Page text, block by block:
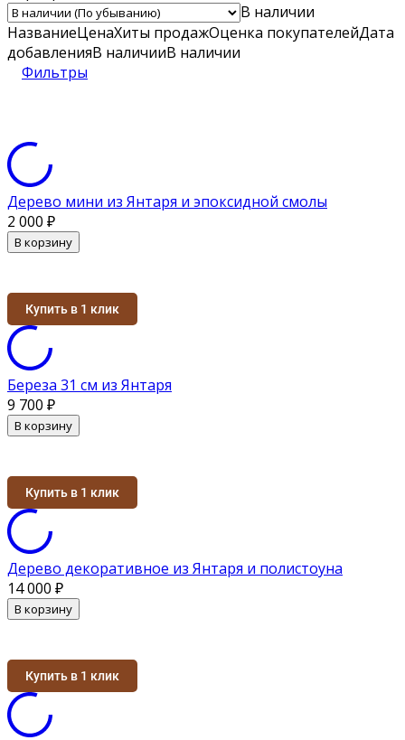
В наличии
НазваниеЦенаХиты продажОценка покупателейДата
добавленияВ наличииВ наличии
Фильтры
Дерево мини из Янтаря и эпоксидной смолы
2 000 ₽
В корзину
Купить в 1 клик
Береза 31 см из Янтаря
9 700 ₽
В корзину
Купить в 1 клик
Дерево декоративное из Янтаря и полистоуна
14 000 ₽
В корзину
Купить в 1 клик